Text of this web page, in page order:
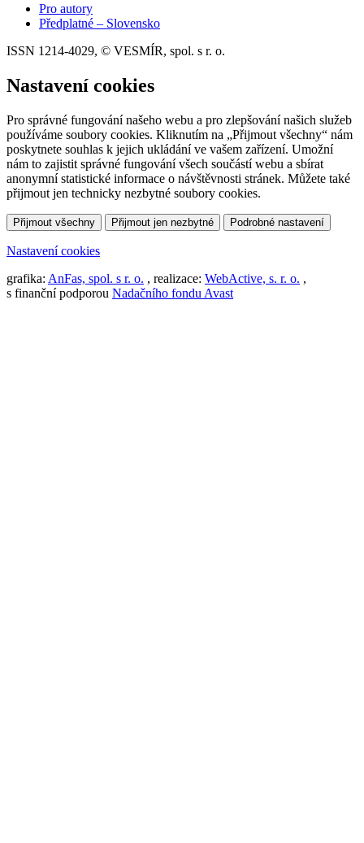
Pro autory
Předplatné – Slovensko
ISSN 1214-4029, © VESMÍR, spol. s r. o.
Nastavení cookies
Pro správné fungování našeho webu a pro zlepšování našich služeb
používáme soubory cookies. Kliknutím na „Přijmout všechny“ nám
poskytnete souhlas k jejich ukládání ve vašem zařízení. Umožní
nám to zajistit správné fungování všech součástí webu a sbírat
anonymní statistické informace o návštěvnosti stránek. Můžete také
přijmout jen technicky nezbytné soubory cookies.
Přijmout všechny Přijmout jen nezbytné Podrobné nastavení
Nastavení cookies
grafika: AnFas, spol. s r. o. , realizace: WebActive, s. r. o. ,
s finanční podporou Nadačního fondu Avast